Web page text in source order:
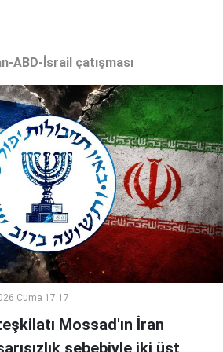
ABD-İsrail çatışması
Cuma 17:17
Mossad'ın İran